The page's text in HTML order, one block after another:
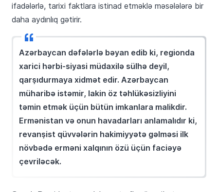
ifadələrlə, tarixi faktlara istinad etməklə məsələlərə bir
daha aydınlıq gətirir.
Azərbaycan dəfələrlə bəyan edib ki, regionda
xarici hərbi-siyasi müdaxilə sülhə deyil,
qarşıdurmaya xidmət edir. Azərbaycan
müharibə istəmir, lakin öz təhlükəsizliyini
təmin etmək üçün bütün imkanlara malikdir.
Ermənistan və onun havadarları anlamalıdır ki,
revanşist qüvvələrin hakimiyyətə gəlməsi ilk
növbədə erməni xalqının özü üçün faciəyə
çevriləcək.